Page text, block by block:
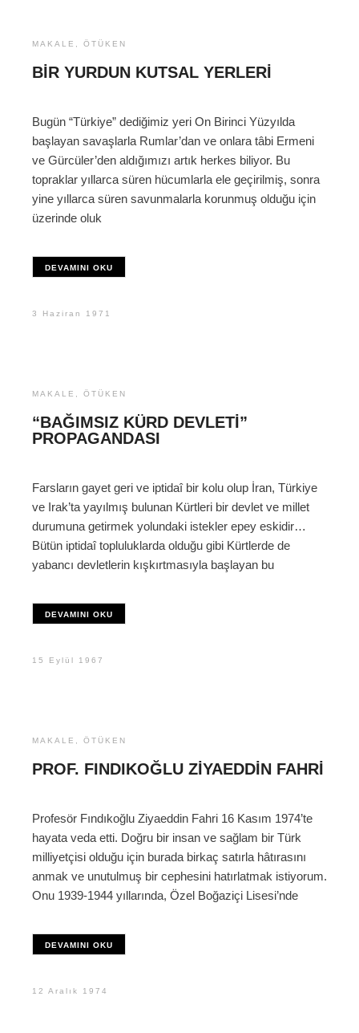
MAKALE , ÖTÜKEN
BIR YURDUN KUTSAL YERLERI
Bugün “Türkiye” dediğimiz yeri On Birinci Yüzyılda
başlayan savaşlarla Rumlar’dan ve onlara tâbi Ermeni
ve Gürcüler’den aldığımızı artık herkes biliyor. Bu
topraklar yıllarca süren hücumlarla ele geçirilmiş, sonra
yine yıllarca süren savunmalarla korunmuş olduğu için
üzerinde oluk
DEVAMINI OKU
3 Haziran 1971
MAKALE , ÖTÜKEN
“BAĞIMSIZ KÜRD DEVLETI”
PROPAGANDASI
Farsların gayet geri ve iptidaî bir kolu olup İran, Türkiye
ve Irak’ta yayılmış bulunan Kürtleri bir devlet ve millet
durumuna getirmek yolundaki istekler epey eskidir…
Bütün iptidaî topluluklarda olduğu gibi Kürtlerde de
yabancı devletlerin kışkırtmasıyla başlayan bu
DEVAMINI OKU
15 Eylül 1967
MAKALE , ÖTÜKEN
PROF. FINDIKOĞLU ZIYAEDDIN FAHRI
Profesör Fındıkoğlu Ziyaeddin Fahri 16 Kasım 1974’te
hayata veda etti. Doğru bir insan ve sağlam bir Türk
milliyetçisi olduğu için burada birkaç satırla hâtırasını
anmak ve unutulmuş bir cephesini hatırlatmak istiyorum.
Onu 1939-1944 yıllarında, Özel Boğaziçi Lisesi’nde
DEVAMINI OKU
12 Aralık 1974